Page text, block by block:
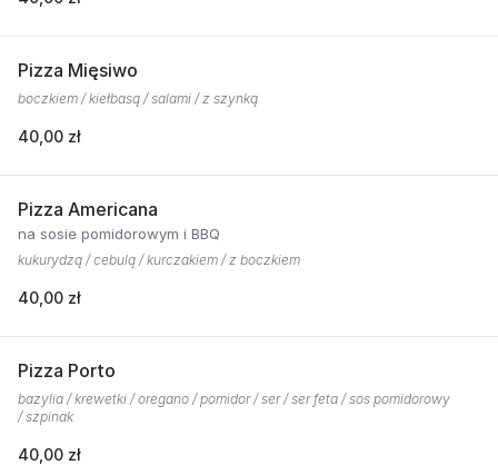
Pizza Mięsiwo
boczkiem / kiełbasą / salami / z szynką
40,00 zł
Pizza Americana
na sosie pomidorowym i BBQ
kukurydzą / cebulą / kurczakiem / z boczkiem
40,00 zł
Pizza Porto
bazylia / krewetki / oregano / pomidor / ser / ser feta / sos pomidorowy
/ szpinak
40,00 zł